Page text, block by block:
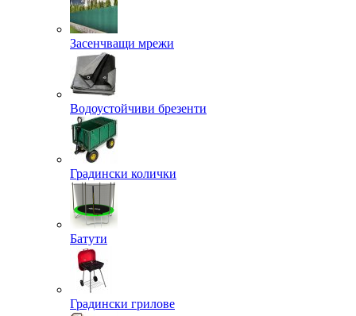
Засенчващи мрежи
Водоустойчиви брезенти
Градински колички
Батути
Градински грилове